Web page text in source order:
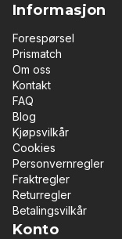
Informasjon
Forespørsel
Prismatch
Om oss
Kontakt
FAQ
Blog
Kjøpsvilkår
Cookies
Personvernregler
Fraktregler
Returregler
Betalingsvilkår
Konto